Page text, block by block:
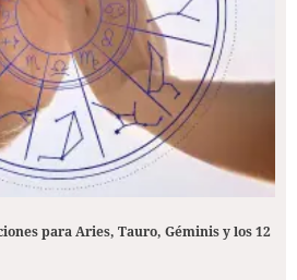
para Aries, Tauro, Géminis y los 12